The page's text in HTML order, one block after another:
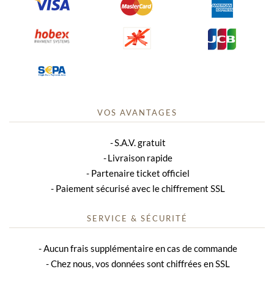
VOS AVANTAGES
S.A.V. gratuit
Livraison rapide
Partenaire ticket officiel
Paiement sécurisé avec le chiffrement SSL
SERVICE & SÉCURITÉ
Aucun frais supplémentaire en cas de commande
Chez nous, vos données sont chiffrées en SSL